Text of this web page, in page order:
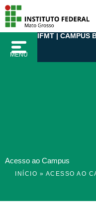
para
conteúdo
MENU
IFMT | CAMPUS
Acesso ao Campus
INÍCIO » ACESSO AO